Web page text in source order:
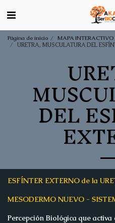
Página de inicio
MAPA
URETRA, MUSCULATURA DEL
DEL
ESFÍNTER EXTERNO de la
MESODERMO NUEVO -
Percepción Biológica que activa